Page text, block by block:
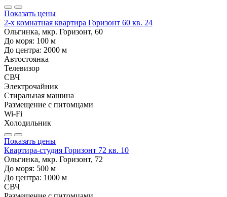
Показать цены
2-х комнатная квартира Горизонт 60 кв. 24
Ольгинка, мкр. Горизонт, 60
До моря: 100 м
До центра: 2000 м
Автостоянка
Телевизор
СВЧ
Электрочайник
Стиральная машина
Размещение с питомцами
Wi-Fi
Холодильник
Показать цены
Квартира-студия Горизонт 72 кв. 10
Ольгинка, мкр. Горизонт, 72
До моря: 500 м
До центра: 1000 м
СВЧ